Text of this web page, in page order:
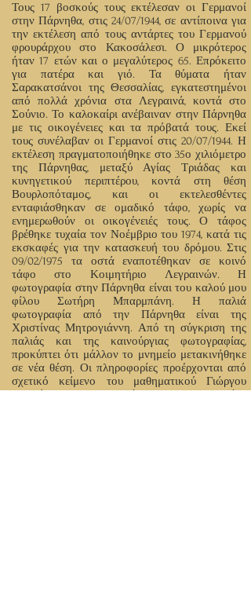
Τους 17 βοσκούς τους εκτέλεσαν οι Γερμανοί
στην Πάρνηθα, στις 24/07/1944, σε αντίποινα για
την εκτέλεση από τους αντάρτες του Γερμανού
φρουράρχου στο Κακοσάλεσι. Ο μικρότερος
ήταν 17 ετών και ο μεγαλύτερος 65. Επρόκειτο
για πατέρα και γιό. Τα θύματα ήταν
Σαρακατσάνοι της Θεσσαλίας, εγκατεστημένοι
από πολλά χρόνια στα Λεγραινά, κοντά στο
Σούνιο. Το καλοκαίρι ανέβαιναν στην Πάρνηθα
με τις οικογένειες και τα πρόβατά τους. Εκεί
τους συνέλαβαν οι Γερμανοί στις 20/07/1944. Η
εκτέλεση πραγματοποιήθηκε στο 35ο χιλιόμετρο
της Πάρνηθας, μεταξύ Αγίας Τριάδας και
κυνηγετικού περιπτέρου, κοντά στη θέση
Βουρλοπόταμος, και οι εκτελεσθέντες
ενταφιάσθηκαν σε ομαδικό τάφο, χωρίς να
ενημερωθούν οι οικογένειές τους. Ο τάφος
βρέθηκε τυχαία τον Νοέμβριο του 1974, κατά τις
εκσκαφές για την κατασκευή του δρόμου. Στις
09/02/1975 τα οστά εναποτέθηκαν σε κοινό
τάφο στο Κοιμητήριο Λεγραινών. Η
φωτογραφία στην Πάρνηθα είναι του καλού μου
φίλου Σωτήρη Μπαρμπάνη. Η παλιά
φωτογραφία από την Πάρνηθα είναι της
Χριστίνας Μητρογιάννη. Από τη σύγκριση της
παλιάς και της καινούργιας φωτογραφίας,
προκύπτει ότι μάλλον το μνημείο μετακινήθηκε
σε νέα θέση. Οι πληροφορίες προέρχονται από
σχετικό κείμενο του μαθηματικού Γιώργου
Ιατρού. Οι φωτογραφίες του Κοιμητηρίου